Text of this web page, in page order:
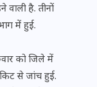
है. तीनों
में हुई.
को जिले में
से जांच हुई.